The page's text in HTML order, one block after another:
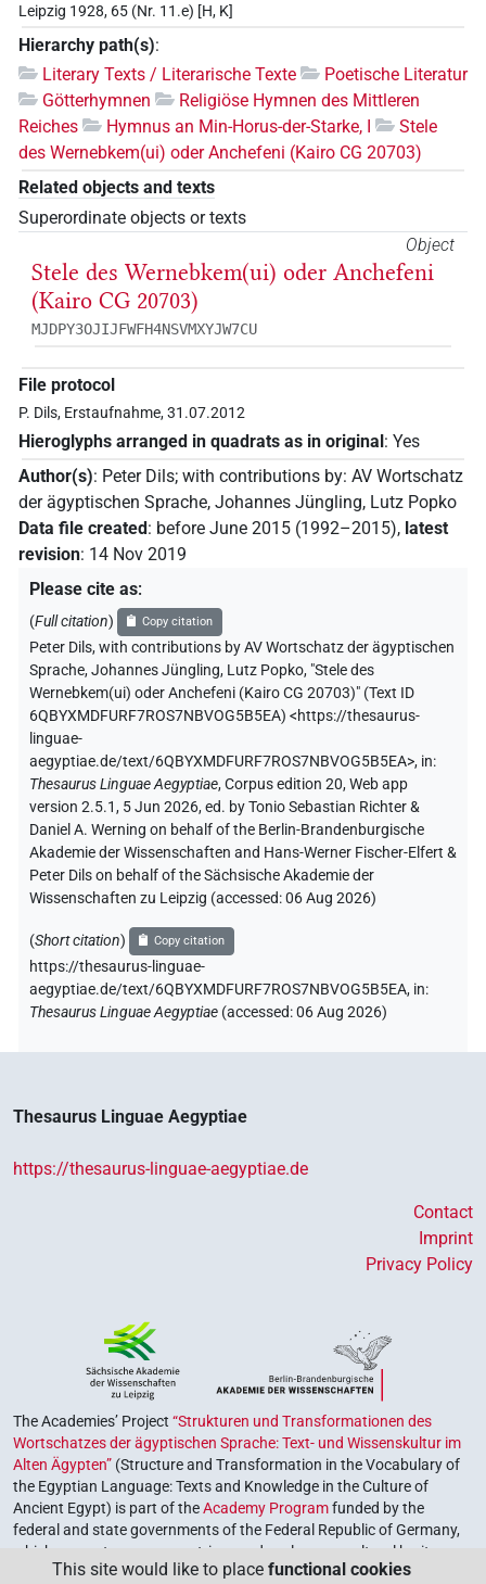
Leipzig 1928, 65 (Nr. 11.e) [H, K]
Hierarchy path(s):
Literary Texts / Literarische Texte
Poetische Literatur
Götterhymnen
Religiöse Hymnen des Mittleren
Reiches
Hymnus an Min-Horus-der-Starke, I
Stele
des Wernebkem(ui) oder Anchefeni (Kairo CG 20703)
Related objects and texts
Superordinate objects or texts
Object
Stele des Wernebkem(ui) oder Anchefeni
(Kairo CG 20703)
MJDPY3OJIJFWFH4NSVMXYJW7CU
File protocol
P. Dils, Erstaufnahme, 31.07.2012
Hieroglyphs arranged in quadrats as in original: Yes
Author(s): Peter Dils; with contributions by: AV Wortschatz
der ägyptischen Sprache, Johannes Jüngling, Lutz Popko
Data file created: before June 2015 (1992–2015), latest
revision: 14 Nov 2019
Please cite as:
(Full citation) Copy citation
Peter Dils,with contributions byAV Wortschatz der ägyptischen
Sprache,Johannes Jüngling, Lutz Popko, "Stele des
Wernebkem(ui) oder Anchefeni (Kairo CG 20703)" (Text ID
6QBYXMDFURF7ROS7NBVOG5B5EA) <https://thesaurus-
linguae-
aegyptiae.de/text/6QBYXMDFURF7ROS7NBVOG5B5EA>, in:
Thesaurus Linguae Aegyptiae,Corpus edition 20, Web app
version 2.5.1, 5 Jun 2026, ed. by Tonio Sebastian Richter &
Daniel A. Werning on behalf of the Berlin-Brandenburgische
Akademie der Wissenschaften and Hans-Werner Fischer-Elfert &
Peter Dils on behalf of the Sächsische Akademie der
Wissenschaften zu Leipzig (accessed:06 Aug 2026)
(Short citation) Copy citation
https://thesaurus-linguae-
aegyptiae.de/text/6QBYXMDFURF7ROS7NBVOG5B5EA, in:
Thesaurus Linguae Aegyptiae (accessed:06 Aug 2026)
Thesaurus Linguae Aegyptiae
https://thesaurus-linguae-aegyptiae.de
Contact
Imprint
Privacy Policy
The Academies’ Project “Strukturen und Transformationen des
Wortschatzes der ägyptischen Sprache: Text- und Wissenskultur im
Alten Ägypten” (Structure and Transformation in the Vocabulary of
the Egyptian Language: Texts and Knowledge in the Culture of
Ancient Egypt) is part of theAcademy Programfunded by the
federal and state governments of the Federal Republic of Germany,
which serves to preserve, retrieve and explore our cultural heritage.
The program is coordinated by theUnion of the German Academies
This site would like to place functional cookies